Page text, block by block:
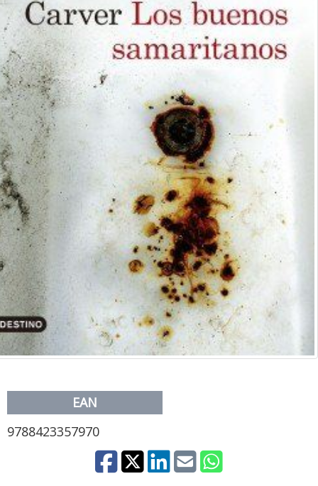
EAN
9788423357970